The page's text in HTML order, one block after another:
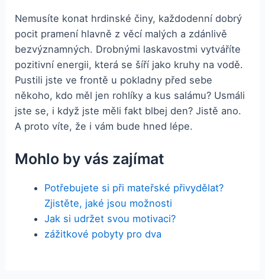
Nemusíte konat hrdinské činy, každodenní dobrý
pocit pramení hlavně z věcí malých a zdánlivě
bezvýznamných. Drobnými laskavostmi vytváříte
pozitivní energii, která se šíří jako kruhy na vodě.
Pustili jste ve frontě u pokladny před sebe
někoho, kdo měl jen rohlíky a kus salámu? Usmáli
jste se, i když jste měli fakt blbej den? Jistě ano.
A proto víte, že i vám bude hned lépe.
Mohlo by vás zajímat
Potřebujete si při mateřské přivydělat?
Zjistěte, jaké jsou možnosti
Jak si udržet svou motivaci?
zážitkové pobyty pro dva